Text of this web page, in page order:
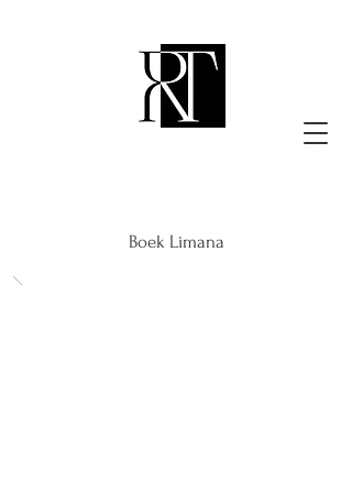
Boek Limana